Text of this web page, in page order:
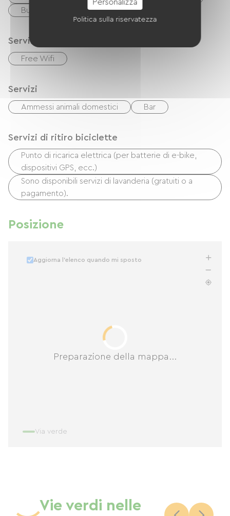
18,00 € / 2 personnes
(taxe de séjour : 0,29 € / personne)
Buoni vacanza (ANCV)
Trasferimento
Servizi
Free Wifi
Servizi
Ammessi animali domestici Bar
Servizi di ritiro biciclette
Punto di ricarica elettrica (per batterie di e-bike,
dispositivi GPS, ecc.)
Sono disponibili servizi di lavanderia (gratuiti o a
pagamento).
Posizione
Preparazione della mappa...
Aggiorna l'elenco quando mi sposto
Via verde
Vie verdi nelle
Personalizza
Politica sulla riservatezza